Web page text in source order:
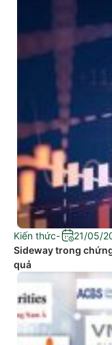
Kiến thức-
21/05/
Sideway trong
quả